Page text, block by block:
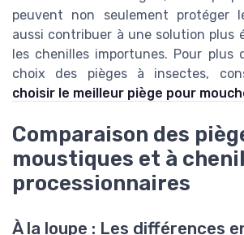
peuvent non seulement protéger
aussi contribuer à une solution plus
les chenilles importunes. Pour plus
choix des pièges à insectes,
choisir le meilleur piège pour
Comparaison des
moustiques et à
processionnaires
À la loupe : Les différences